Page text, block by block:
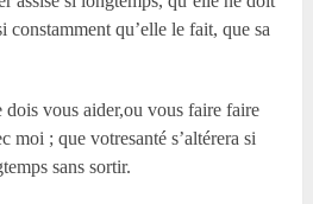
constamment qu’elle le fait, que sa
vous aider,ou vous faire faire
moi ; que votresanté s’altérera si
sans sortir.